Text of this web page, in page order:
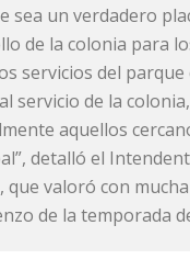
sea un verdadero
de la colonia para
servicios del parque
servicio de la colonia,
aquellos
detalló el
que valoró con
de la temporada